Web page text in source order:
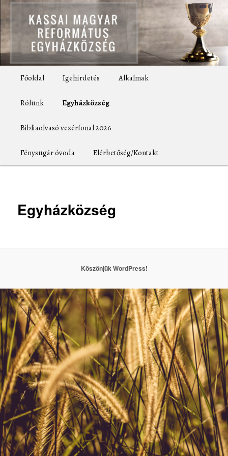
Tovább
az
elsődleges
tartalomraKassai Magyar Református
Egyházközség
Főoldal Igehirdetés Alkalmak
Rólunk Egyházközség
Bibliaolvasó vezérfonal 2026
Fénysugár óvoda Elérhetőség/Kontakt
Egyházközség
Köszönjük WordPress!